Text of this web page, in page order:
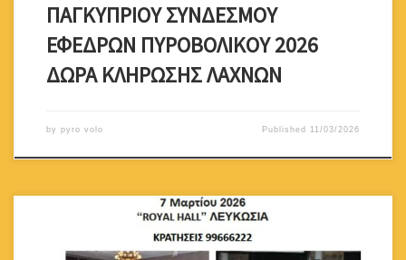
ΠΑΓΚΥΠΡΙΟΥ ΣΥΝΔΕΣΜΟΥ
ΕΦΕΔΡΩΝ ΠΥΡΟΒΟΛΙΚΟΥ 2026
ΔΩΡΑ ΚΛΗΡΩΣΗΣ ΛΑΧΝΩΝ
by pyro volo Published 11/03/2026